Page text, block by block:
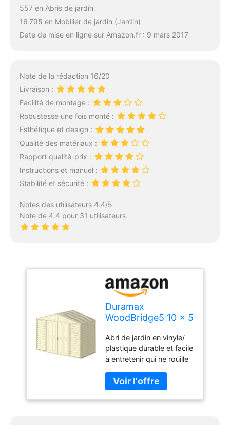
557 en Abris de jardin
16 795 en Mobilier de jardin (Jardin)
Date de mise en ligne sur Amazon.fr : 9 mars 2017
Note de la rédaction 16/20
Livraison :
Facilité de montage :
Robustesse une fois monté :
Esthétique et design :
Qualité des matériaux :
Rapport qualité-prix :
Instructions et manuel :
Stabilité et sécurité :
Notes des utilisateurs 4.4/5
Note de 4.4 pour 31 utilisateurs
Duramax
WoodBridge5 10 x 5
jardin en plastique
avec kit de
fondation en métal,
structure de toit en
métal robuste, abri
en vinyle sans
entretien - Ivoire
Abri de jardin en vinyle/
plastique durable et facile
à entretenir qui ne rouille
se cabosse pas.
Structure métallique
renforcée et support de